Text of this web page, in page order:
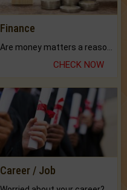
Finance
CHECK NOW
Career / Job